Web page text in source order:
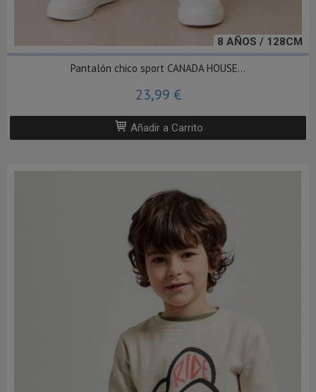
8 AÑOS / 128CM
Pantalón chico sport CANADA HOUSE...
23,99 €
Añadir a Carrito